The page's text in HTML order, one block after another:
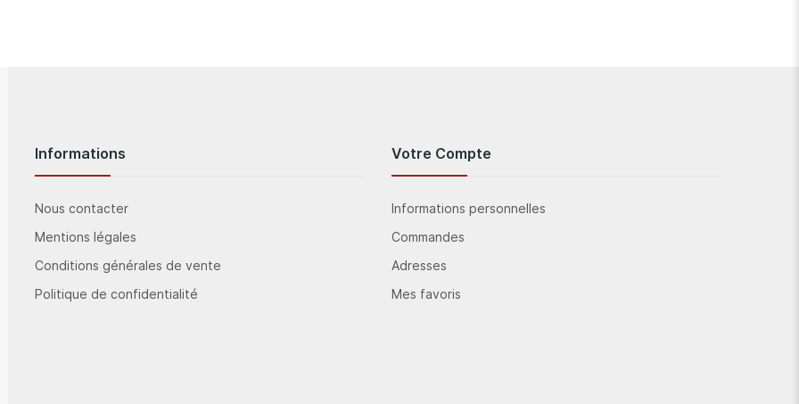
Informations
Nous contacter
Mentions légales
Conditions générales de vente
Politique de confidentialité
Votre Compte
Informations personnelles
Commandes
Adresses
Mes favoris